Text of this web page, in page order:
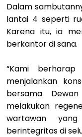
Dalam
lantai 4 seperti
Karena itu, ia
berkantor di sana.
“Kami
menjalankan
bersama
melakukan
wartawan
berintegritas di